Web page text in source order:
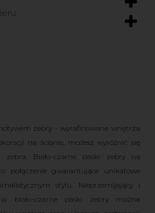
zebry - wyrafinowane wnętrza
na ścianie, możesz wyróżnić się
Biało-czarne paski zebry na
połączenie gwarantujące unikatowe
stylu. Nieprzemijający i
biało-czarne paski zebry można